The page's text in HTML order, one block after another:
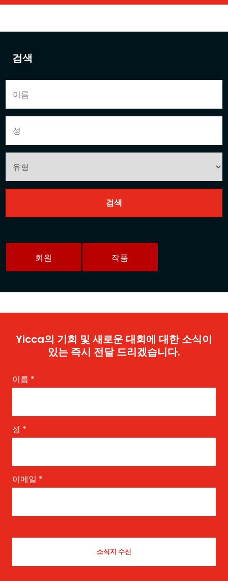
검색
회원 작품
Yicca의 기회 및 새로운 대회에 대한 소식이
있는 즉시 전달 드리겠습니다.
이름 *
성 *
이메일 *